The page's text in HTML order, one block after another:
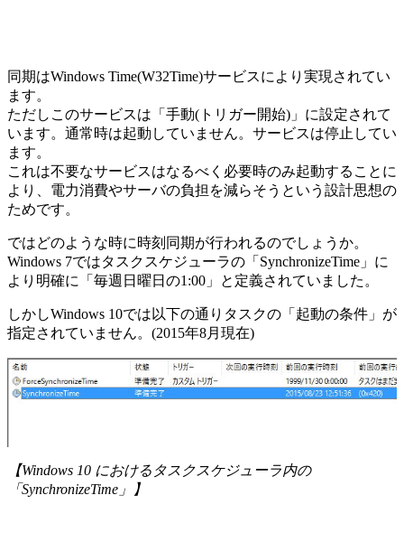
同期はWindows Time(W32Time)サービスにより実現されてい
ます。
ただしこのサービスは「手動(トリガー開始)」に設定されて
います。通常時は起動していません。サービスは停止してい
ます。
これは不要なサービスはなるべく必要時のみ起動することに
より、電力消費やサーバの負担を減らそうという設計思想の
ためです。
ではどのような時に時刻同期が行われるのでしょうか。
Windows 7ではタスクスケジューラの「SynchronizeTime」に
より明確に「毎週日曜日の1:00」と定義されていました。
しかしWindows 10では以下の通りタスクの「起動の条件」が
指定されていません。(2015年8月現在)
【Windows 10 におけるタスクスケジューラ内の
「SynchronizeTime」】